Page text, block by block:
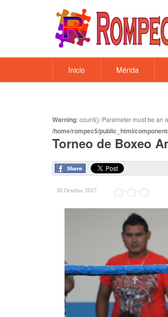
Inicio Mérida
Warning: count(): Parameter must be an
/home/rompec5/public_html/
Torneo de Boxeo
30 Octubre 2017